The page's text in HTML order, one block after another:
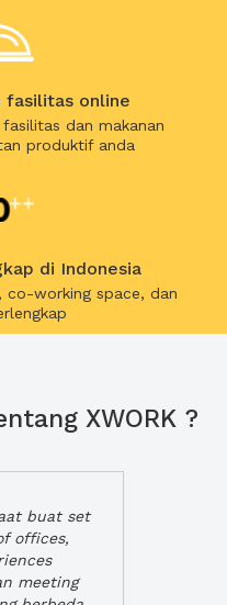
fasilitas online
dan makanan
produktif anda
di Indonesia
co-working space, dan
XWORK ?
buat set
offices,
meeting